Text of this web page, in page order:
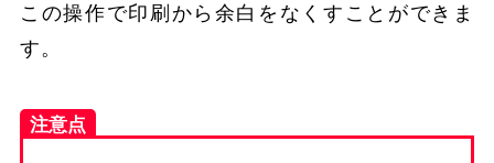
この操作で印刷から余白をなくすことができま
す。
注意点